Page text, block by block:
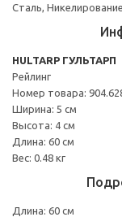
Сталь,
HULTARP ГУЛЬТАРП
Рейлинг
Номер товара:
Ширина: 5 см
Высота: 4 см
Длина: 60 см
Вес: 0.48 кг
Длина: 60 см